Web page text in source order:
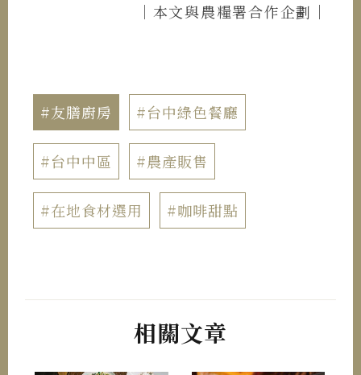
｜本文與農糧署合作企劃｜
#友膳廚房 #台中綠色餐廳
#台中中區 #農產販售
#在地食材選用 #咖啡甜點
相關文章